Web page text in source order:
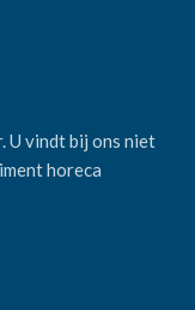
U vindt bij ons niet
horeca